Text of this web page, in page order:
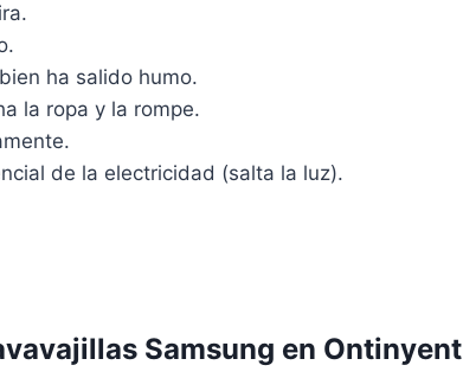
ha salido humo.
la ropa y la rompe.
de la electricidad (salta la luz).
Samsung en Ontinyent